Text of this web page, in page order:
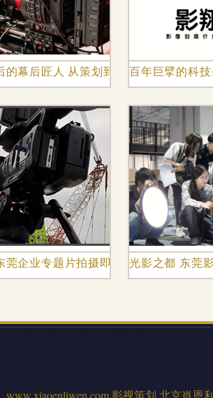
的幕后匠人 从策划到成片关键岗位全解
百年巨擘的科
企业专题片拍摄即中国 匠心征东莞，
光影之都 东莞
www.xiaoenliwen.com 影视策划 北京肖恩